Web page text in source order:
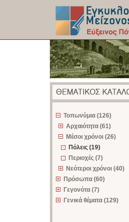
Τοπωνύμια (126)
Αρχαιότητα (61)
Μέσοι χρόνοι (26)
Πόλεις (19)
Περιοχές (7)
Νεότεροι χρόνοι (40)
Πρόσωπα (60)
Γεγονότα (7)
Γενικά θέματα (129)